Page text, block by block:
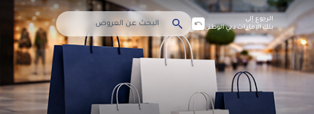
الرجوع إلى
بنك الإمارات دبي الوطني